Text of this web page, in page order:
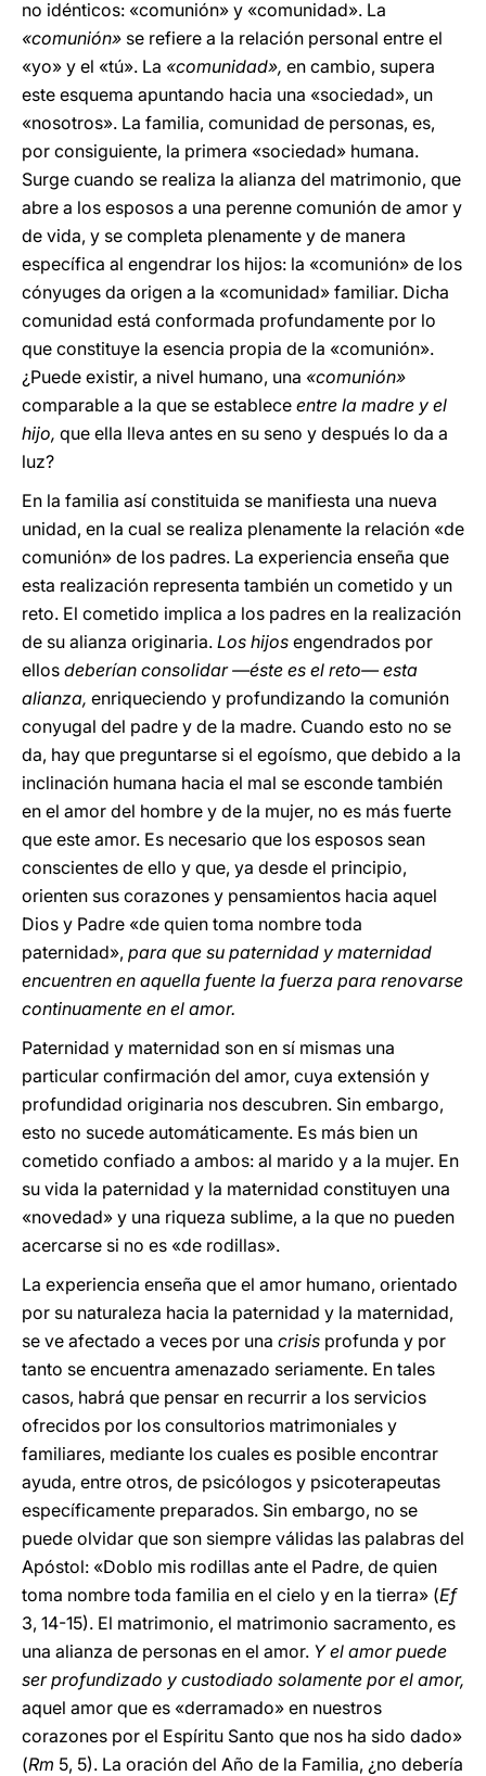
no idénticos: «comunión» y «comunidad». La
«comunión» se refiere a la relación personal entre el
«yo» y el «tú». La «comunidad», en cambio, supera
este esquema apuntando hacia una «sociedad», un
«nosotros». La familia, comunidad de personas, es,
por consiguiente, la primera «sociedad» humana.
Surge cuando se realiza la alianza del matrimonio, que
abre a los esposos a una perenne comunión de amor y
de vida, y se completa plenamente y de manera
específica al engendrar los hijos: la «comunión» de los
cónyuges da origen a la «comunidad» familiar. Dicha
comunidad está conformada profundamente por lo
que constituye la esencia propia de la «comunión».
¿Puede existir, a nivel humano, una «comunión»
comparable a la que se establece entre la madre y el
hijo, que ella lleva antes en su seno y después lo da a
luz?
En la familia así constituida se manifiesta una nueva
unidad, en la cual se realiza plenamente la relación «de
comunión» de los padres. La experiencia enseña que
esta realización representa también un cometido y un
reto. El cometido implica a los padres en la realización
de su alianza originaria. Los hijos engendrados por
ellos deberían consolidar —éste es el reto— esta
alianza, enriqueciendo y profundizando la comunión
conyugal del padre y de la madre. Cuando esto no se
da, hay que preguntarse si el egoísmo, que debido a la
inclinación humana hacia el mal se esconde también
en el amor del hombre y de la mujer, no es más fuerte
que este amor. Es necesario que los esposos sean
conscientes de ello y que, ya desde el principio,
orienten sus corazones y pensamientos hacia aquel
Dios y Padre «de quien toma nombre toda
paternidad», para que su paternidad y maternidad
encuentren en aquella fuente la fuerza para renovarse
continuamente en el amor.
Paternidad y maternidad son en sí mismas una
particular confirmación del amor, cuya extensión y
profundidad originaria nos descubren. Sin embargo,
esto no sucede automáticamente. Es más bien un
cometido confiado a ambos: al marido y a la mujer. En
su vida la paternidad y la maternidad constituyen una
«novedad» y una riqueza sublime, a la que no pueden
acercarse si no es «de rodillas».
La experiencia enseña que el amor humano, orientado
por su naturaleza hacia la paternidad y la maternidad,
se ve afectado a veces por una crisis profunda y por
tanto se encuentra amenazado seriamente. En tales
casos, habrá que pensar en recurrir a los servicios
ofrecidos por los consultorios matrimoniales y
familiares, mediante los cuales es posible encontrar
ayuda, entre otros, de psicólogos y psicoterapeutas
específicamente preparados. Sin embargo, no se
puede olvidar que son siempre válidas las palabras del
Apóstol: «Doblo mis rodillas ante el Padre, de quien
toma nombre toda familia en el cielo y en la tierra» (Ef
3, 14-15). El matrimonio, el matrimonio sacramento, es
una alianza de personas en el amor. Y el amor puede
ser profundizado y custodiado solamente por el amor,
aquel amor que es «derramado» en nuestros
corazones por el Espíritu Santo que nos ha sido dado»
(Rm 5, 5). La oración del Año de la Familia, ¿no debería